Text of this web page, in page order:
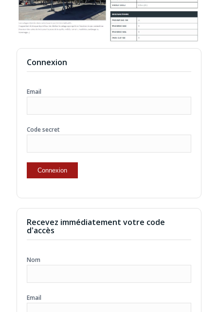
Connexion
Email
Code secret
Recevez immédiatement votre code
d'accès
Nom
Email